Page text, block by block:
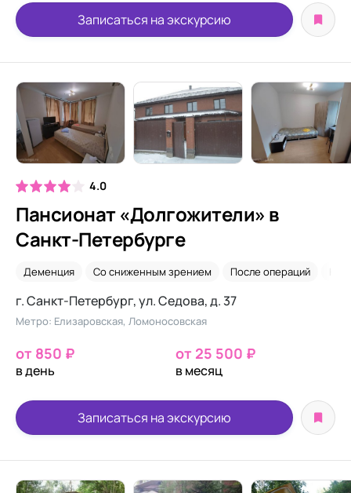
Записаться на экскурсию
4.0
Пансионат «Долгожители» в
Санкт-Петербурге
Деменция Со сниженным зрением После операций
г. Санкт-Петербург, ул. ​Седова, д. 37
Метро: Елизаровская, Ломоносовская
от 850 ₽
в день
от 25 500 ₽
в месяц
Записаться на экскурсию